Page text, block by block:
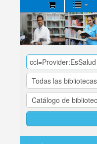
Biblioteca
Central
EsSalud